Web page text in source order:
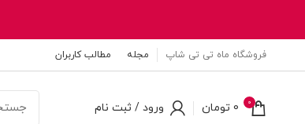
فروشگاه ماه تی تی شاپ مجله مطالب کاربران
0
0 تومان ورود / ثبت نام